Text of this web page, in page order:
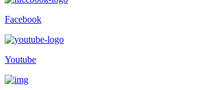
Facebook
Youtube